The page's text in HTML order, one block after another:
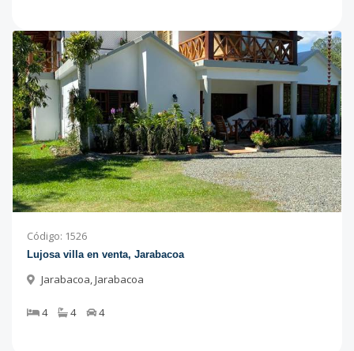
Código: 1526
Lujosa villa en venta, Jarabacoa
Jarabacoa,Jarabacoa
4 4 4